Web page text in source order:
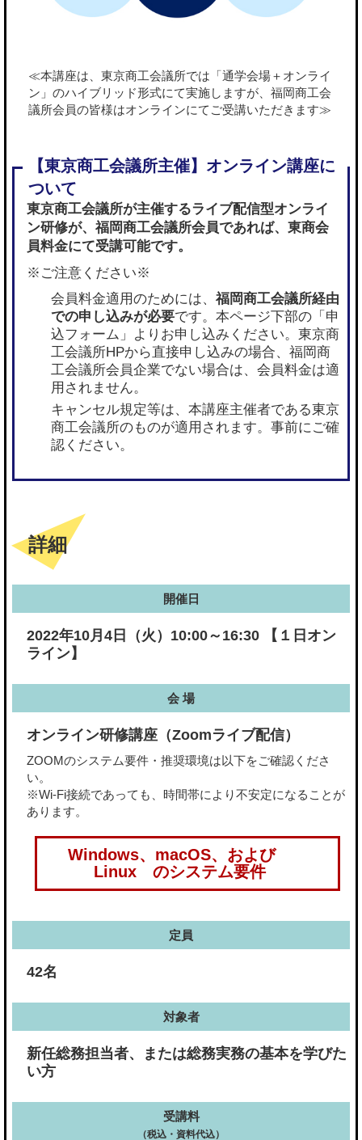
≪本講座は、東京商工会議所では「通学会場＋オンライ
ン」のハイブリッド形式にて実施しますが、福岡商工会
議所会員の皆様はオンラインにてご受講いただきます≫
東京商工会議所が主催するライブ配信型オンライ
ン研修が、 福岡商工会議所会員であれば、東商会
員料金にて受講可能です。
※ご注意ください※
会員料金適用のためには、 福岡商工会議所経由
での申し込みが必要です。本ページ下部の「申
込フォーム」よりお申し込みください。東京商
工会議所HPから直接申し込みの場合、福岡商
工会議所会員企業でない場合は、会員料金は適
用されません。
キャンセル規定等は、本講座主催者である東京
商工会議所のものが適用されます。事前にご確
認ください。
詳細
開催日
2022年10月4日（火）10:00～16:30 【１日オン
ライン】
会 場
オンライン研修講座（Zoomライブ配信）
ZOOMのシステム要件・推奨環境は以下をご確認くださ
い。
※Wi-Fi接続であっても、時間帯により不安定になることが
あります。
Windows、macOS、および
Linux のシステム要件
定員
42名
対象者
新任総務担当者、または総務実務の基本を学びた
い方
受講料
（税込・資料代込）